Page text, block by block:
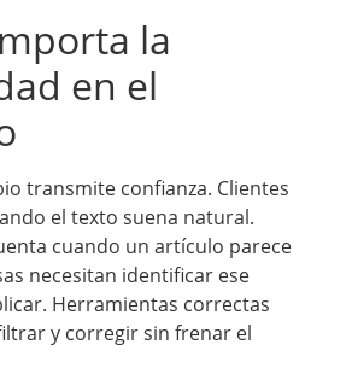
la
en el
transmite confianza. Clientes
el texto suena natural.
cuando un artículo parece
necesitan identificar ese
Herramientas correctas
y corregir sin frenar el